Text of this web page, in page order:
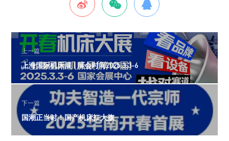
上一篇
上海国际机床展 | 展会时间2025.3.3-6
下一篇
国潮正当时！国产机床扛大旗